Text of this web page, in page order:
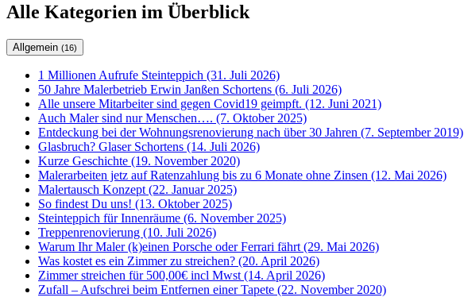
Alle Kategorien im Überblick
Allgemein (16)
1 Millionen Aufrufe Steinteppich (31. Juli 2026)
50 Jahre Malerbetrieb Erwin Janßen Schortens (6. Juli 2026)
Alle unsere Mitarbeiter sind gegen Covid19 geimpft. (12. Juni 2021)
Auch Maler sind nur Menschen…. (7. Oktober 2025)
Entdeckung bei der Wohnungsrenovierung nach über 30 Jahren (7. September 2019)
Glasbruch? Glaser Schortens (14. Juli 2026)
Kurze Geschichte (19. November 2020)
Malerarbeiten jetz auf Ratenzahlung bis zu 6 Monate ohne Zinsen (12. Mai 2026)
Malertausch Konzept (22. Januar 2025)
So findest Du uns! (13. Oktober 2025)
Steinteppich für Innenräume (6. November 2025)
Treppenrenovierung (10. Juli 2026)
Warum Ihr Maler (k)einen Porsche oder Ferrari fährt (29. Mai 2026)
Was kostet es ein Zimmer zu streichen? (20. April 2026)
Zimmer streichen für 500,00€ incl Mwst (14. April 2026)
Zufall – Aufschrei beim Entfernen einer Tapete (22. November 2020)